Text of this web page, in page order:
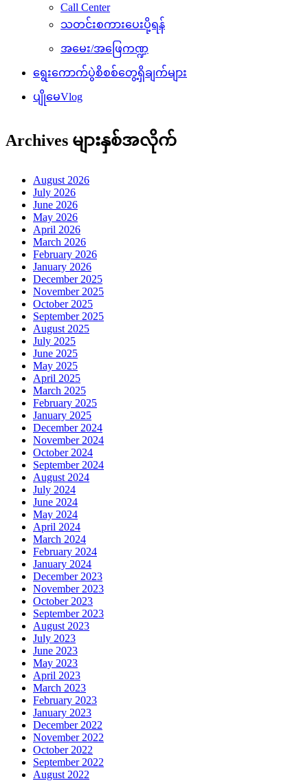
Call Center
သတင်းစကားပေးပို့ရန်
အမေး/အဖြေကဏ္ဍ
ရွေးကောက်ပွဲစိစစ်တွေ့ရှိချက်များ
ပျိုမေVlog
Archives များနှစ်အလိုက်
August 2026
July 2026
June 2026
May 2026
April 2026
March 2026
February 2026
January 2026
December 2025
November 2025
October 2025
September 2025
August 2025
July 2025
June 2025
May 2025
April 2025
March 2025
February 2025
January 2025
December 2024
November 2024
October 2024
September 2024
August 2024
July 2024
June 2024
May 2024
April 2024
March 2024
February 2024
January 2024
December 2023
November 2023
October 2023
September 2023
August 2023
July 2023
June 2023
May 2023
April 2023
March 2023
February 2023
January 2023
December 2022
November 2022
October 2022
September 2022
August 2022